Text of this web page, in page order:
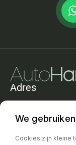
Adres
1161ACZwanenburg
Openingstijden
We
Cookies zijn kleine